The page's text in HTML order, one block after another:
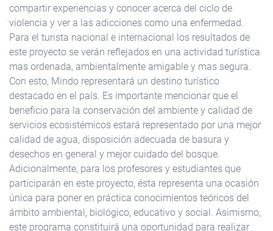
compartir experiencias y conocer acerca del ciclo de
violencia y ver a las adicciones como una enfermedad.
Para el turista nacional e internacional los resultados de
este proyecto se verán reflejados en una actividad turística
mas ordenada, ambientalmente amigable y mas segura.
Con esto, Mindo representará un destino turístico
destacado en el país. Es importante mencionar que el
beneficio para la conservación del ambiente y calidad de
servicios ecosistémicos estará representado por una mejor
calidad de agua, disposición adecuada de basura y
desechos en general y mejor cuidado del bosque.
Adicionalmente, para los profesores y estudiantes que
participarán en este proyecto, ésta representa una ocasión
única para poner en práctica conocimientos teóricos del
ámbito ambiental, biológico, educativo y social. Asimismo,
este programa constituirá una oportunidad para realizar